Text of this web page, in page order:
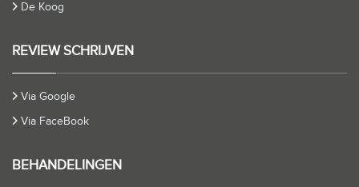
De Koog
REVIEW SCHRIJVEN
Via Google
Via FaceBook
BEHANDELINGEN